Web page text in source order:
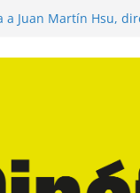
a Juan Martín Hsu,